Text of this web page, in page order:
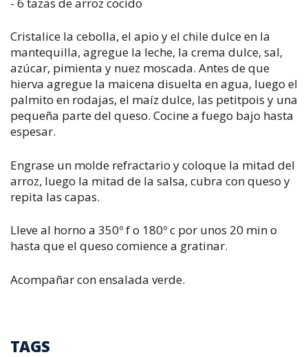
Cristalice la cebolla, el apio y el chile dulce en la
mantequilla, agregue la leche, la crema dulce, sal,
azúcar, pimienta y nuez moscada. Antes de que
hierva agregue la maicena disuelta en agua, luego el
palmito en rodajas, el maíz dulce, las petitpois y una
pequeña parte del queso. Cocine a fuego bajo hasta
espesar.
Engrase un molde refractario y coloque la mitad del
arroz, luego la mitad de la salsa, cubra con queso y
repita las capas.
Lleve al horno a 350º f o 180º c por unos 20 min o
hasta que el queso comience a gratinar.
Acompañar con ensalada verde.
TAGS